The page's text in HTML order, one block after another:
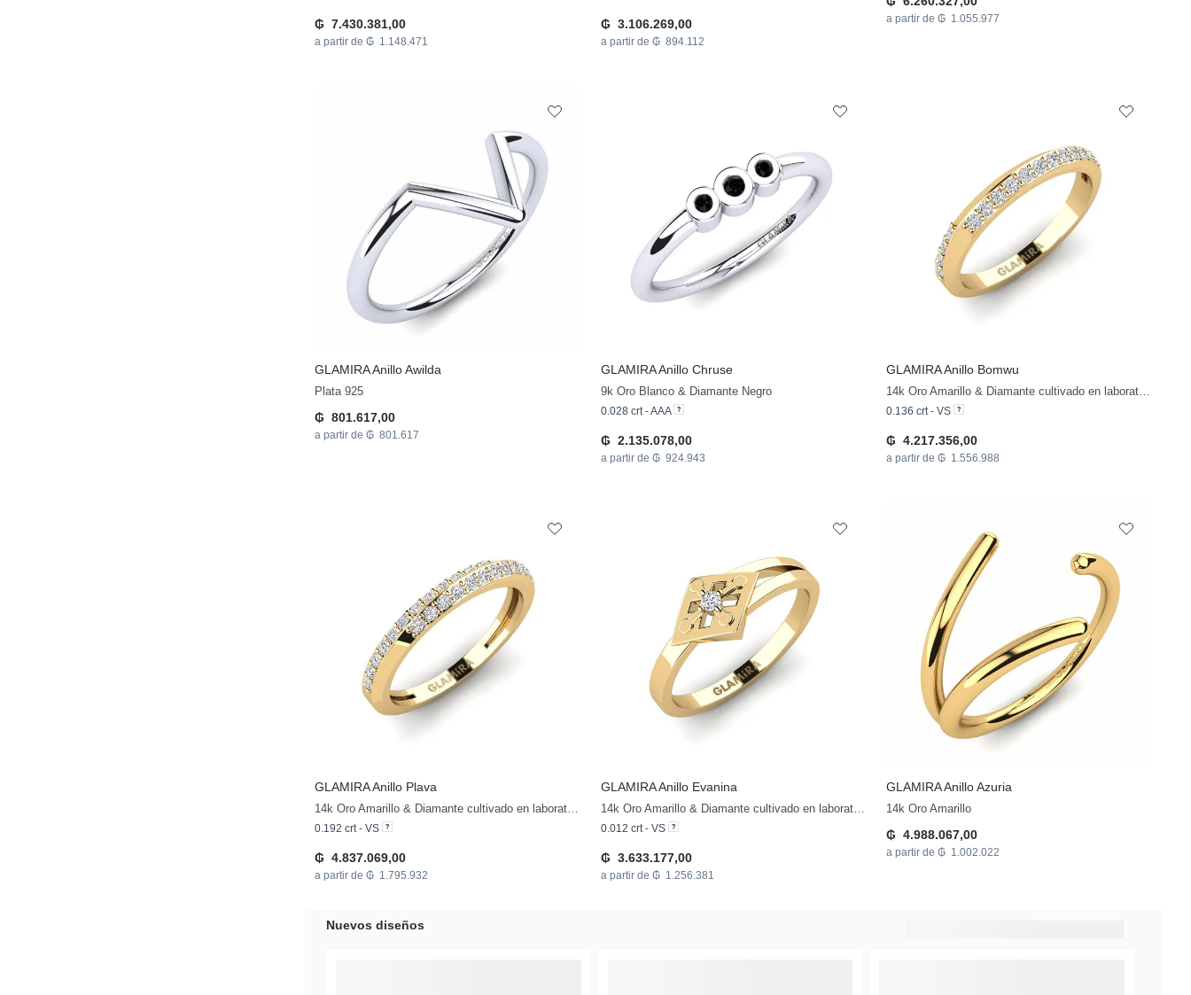
+9 +13
₲ 7.430.381,00
a partir de ₲ 1.148.471
₲ 3.106.269,00
a partir de ₲ 894.112
a partir de ₲ 1.055.977
GLAMIRAAnillo Awilda
Plata 925
₲ 801.617,00
a partir de ₲ 801.617
GLAMIRAAnillo Chruse
9k Oro Blanco & Diamante Negro
0.028 crt - AAA
₲ 2.135.078,00
a partir de ₲ 924.943
GLAMIRAAnillo Bomwu
14k Oro Amarillo & Diamante cultivado en laboratorio
0.136 crt - VS
₲ 4.217.356,00
a partir de ₲ 1.556.988
GLAMIRAAnillo Plava
0.192 crt - VS
₲ 4.837.069,00
a partir de ₲ 1.795.932
GLAMIRAAnillo Evanina
14k Oro Amarillo & Diamante cultivado en laboratorio
0.012 crt - VS
₲ 3.633.177,00
a partir de ₲ 1.256.381
GLAMIRAAnillo Azuria
14k Oro Amarillo
₲ 4.988.067,00
a partir de ₲ 1.002.022
Nuevos diseños